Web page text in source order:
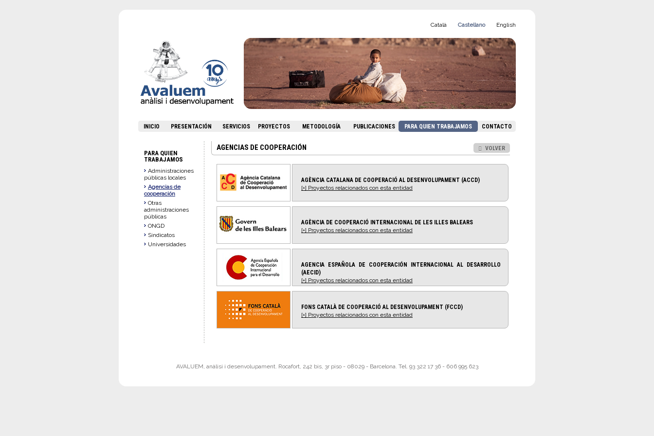
Català Castellano English
INICIO PRESENTACIÓN SERVICIOS PROYECTOS METODOLOGÍA PUBLICACIONES PARA QUIEN TRABAJAMOS CONTACTO
PARA QUIEN
TRABAJAMOS
Administraciones
públicas locales
Agencias de
cooperación
Otras
administraciones
públicas
ONGD
Sindicatos
Universidades
VOLVER
AGENCIAS DE COOPERACIÓN
AGÈNCIA CATALANA DE COOPERACIÓ AL DESENVOLUPAMENT (ACCD)
[+] Proyectos relacionados con esta entidad
AGÈNCIA DE COOPERACIÓ INTERNACIONAL DE LES ILLES BALEARS
[+] Proyectos relacionados con esta entidad
AGENCIA ESPAÑOLA DE COOPERACIÓN INTERNACIONAL AL DESARROLLO
(AECID)
[+] Proyectos relacionados con esta entidad
FONS CATALÀ DE COOPERACIÓ AL DESENVOLUPAMENT (FCCD)
[+] Proyectos relacionados con esta entidad
AVALUEM, anàlisi i desenvolupament. Rocafort, 242 bis, 3r piso - 08029 - Barcelona. Tel. 93 322 17 36 - 606 995 623